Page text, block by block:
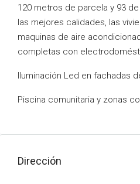
120 metros de parcela y 93
las mejores calidades, las
maquinas de aire
completas con
Iluminación Led en fachadas
Piscina comunitaria y zonas
Dirección